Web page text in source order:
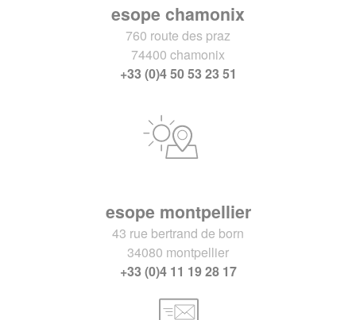
esope chamonix
760 route des praz
74400 chamonix
+33 (0)4 50 53 23 51
esope montpellier
43 rue bertrand de born
34080 montpellier
+33 (0)4 11 19 28 17